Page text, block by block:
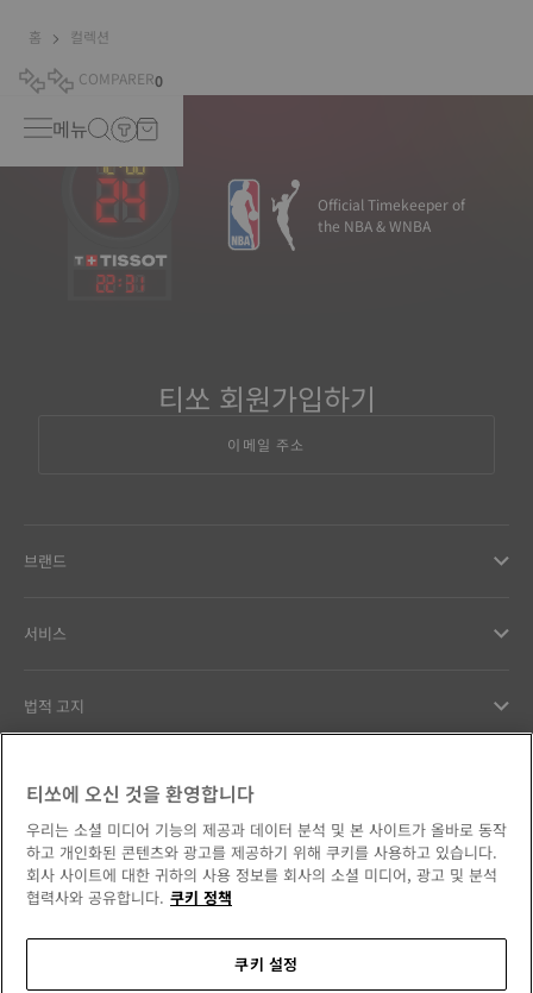
홈 컬렉션
COMPARER0
메뉴
22: 31
Official Timekeeper of
the NBA & WNBA
티쏘 회원가입하기
이메일 주소
브랜드
서비스
법적 고지
우리의 약속
소셜 미디어에서 만나보세요
티쏘에 오신 것을 환영합니다
우리는 소셜 미디어 기능의 제공과 데이터 분석 및 본 사이트가 올바로 동작
하고 개인화된 콘텐츠와 광고를 제공하기 위해 쿠키를 사용하고 있습니다.
회사 사이트에 대한 귀하의 사용 정보를 회사의 소셜 미디어, 광고 및 분석
협력사와 공유합니다. 쿠키 정책
쿠키 설정